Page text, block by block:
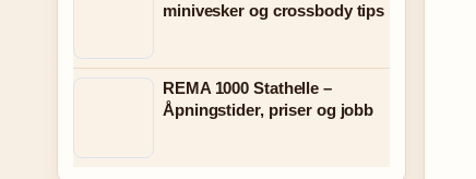
minivesker og crossbody tips
REMA 1000 Stathelle –
Åpningstider, priser og jobb